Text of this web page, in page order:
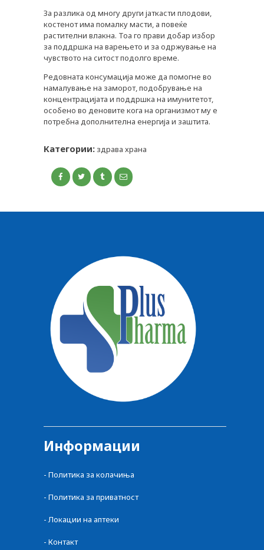
PLUSPHARMA
АПТЕКИ
ПРЕПОРАКИ
СОВЕТИ
СПИСАНИЕ
КАРИЕРА
За разлика од многу други јаткасти плодови,
костенот има помалку масти, а повеќе
растителни влакна. Тоа го прави добар избор
за поддршка на варењето и за одржување на
чувството на ситост подолго време.
Редовната консумација може да помогне во
намалување на заморот, подобрување на
концентрацијата и поддршка на имунитетот,
особено во деновите кога на организмот му е
потребна дополнителна енергија и заштита.
Категории:здрава храна
Информации
- Политика за колачиња
- Политика за приватност
- Локации на аптеки
- Контакт